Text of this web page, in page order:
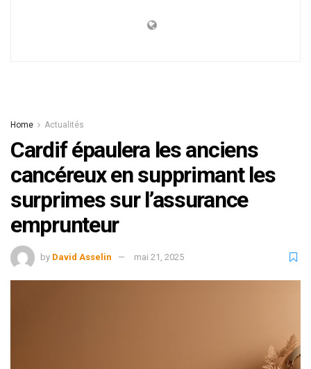
Home Actualités
Cardif épaulera les anciens
cancéreux en supprimant les
surprimes sur l’assurance
emprunteur
by David Asselin mai 21, 2025